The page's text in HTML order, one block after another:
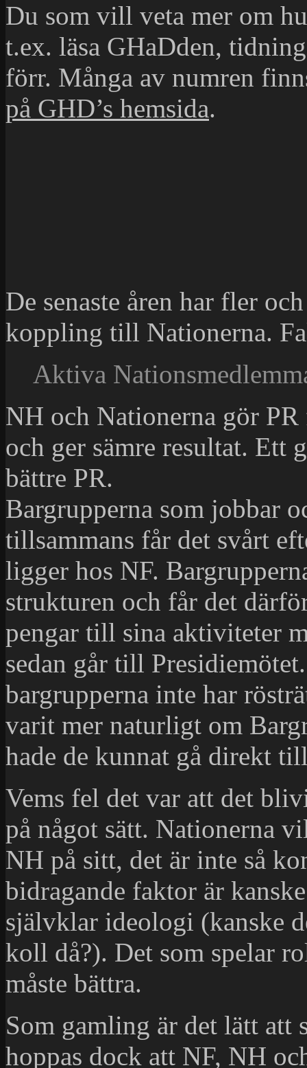
Du som vill veta mer om
t.ex. läsa GHaDden,
förr. Många av numren
på GHD’s hemsida.
De senaste åren har fler
koppling till Nationerna.
Aktiva
NH och Nationerna gör
och ger sämre resultat. Ett
bättre PR.
Bargrupperna som jobbar
tillsammans får det svårt
ligger hos NF.
strukturen och får det
pengar till sina aktiviteter
sedan går till
bargrupperna inte har
varit mer naturligt om
hade de kunnat gå direkt
Vems fel det var att det
på något sätt. Nationerna
NH på sitt, det är inte så
bidragande faktor är
självklar ideologi (kanske
koll då?). Det som spelar
måste bättra.
Som gamling är det lätt att
hoppas dock att NF, NH